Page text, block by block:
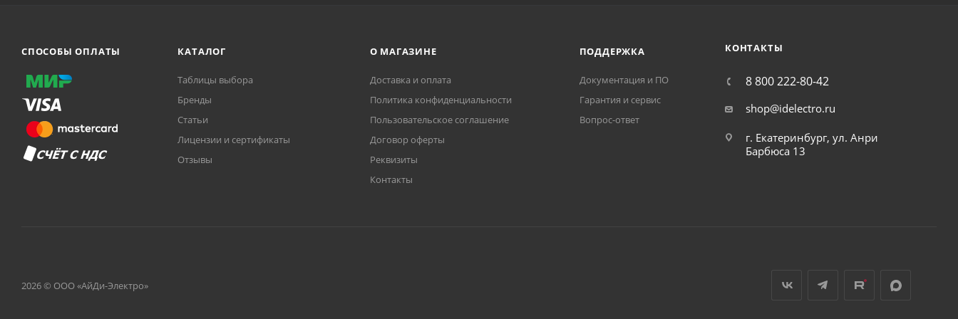
СПОСОБЫ ОПЛАТЫ КАТАЛОГ
Таблицы выбора
Бренды
Статьи
Лицензии и сертификаты
Отзывы
О МАГАЗИНЕ
Доставка и оплата
Политика конфиденциальности
Пользовательское соглашение
Договор оферты
Реквизиты
Контакты
ПОДДЕРЖКА
Документация и ПО
Гарантия и сервис
Вопрос-ответ
КОНТАКТЫ
8 800 222-80-42
shop@idelectro.ru
г. Екатеринбург, ул. Анри
Барбюса 13
2026 © ООО «АйДи-Электро»